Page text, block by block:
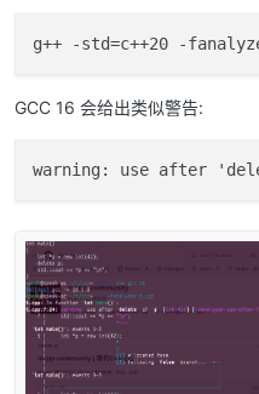
GCC 16 会给出类似警告: